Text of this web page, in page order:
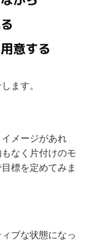
ます。
メージがあれ
なく片付けのモ
標を定めてみま
ブな状態になっ